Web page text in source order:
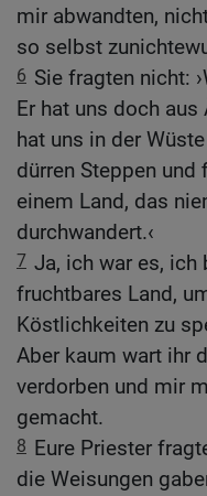
mir abwandten,
so selbst
6 Sie fragten nicht:
Er hat uns doch
hat uns in der
dürren Steppen und
einem Land, das
durchwandert.‹
7 Ja, ich war es, ich
fruchtbares Land,
Köstlichkeiten zu
Aber kaum wart ihr
verdorben und mir
gemacht.
8 Eure Priester
die Weisungen